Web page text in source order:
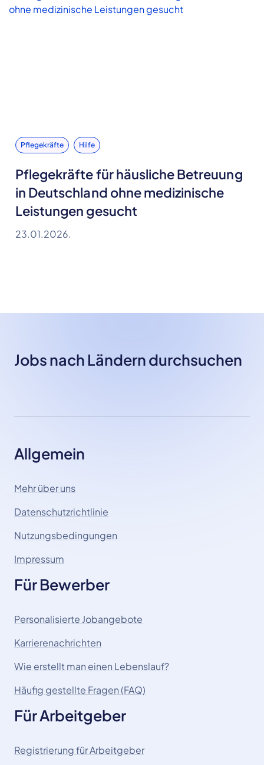
Pflegekräfte Hilfe
Pflegekräfte für häusliche Betreuung
in Deutschland ohne medizinische
Leistungen gesucht
23.01.2026.
Jobs nach Ländern durchsuchen
Allgemein
Mehr über uns
Datenschutzrichtlinie
Nutzungsbedingungen
Impressum
Für Bewerber
Personalisierte Jobangebote
Karrierenachrichten
Wie erstellt man einen Lebenslauf?
Häufig gestellte Fragen (FAQ)
Für Arbeitgeber
Registrierung für Arbeitgeber